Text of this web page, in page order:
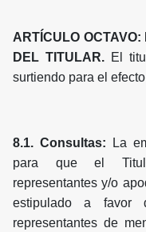
ARTÍCULO OCTAVO:
DEL TITULAR. El
surtiendo para el
8.1. Consultas:
La
para que el
representantes y/o
estipulado a
representantes de